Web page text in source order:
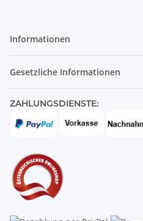
Informationen
Gesetzliche Informationen
ZAHLUNGSDIENSTE: